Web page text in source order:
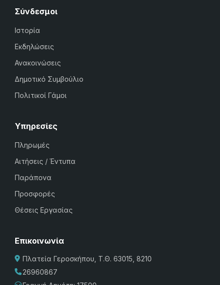
Σύνδεσμοι
Ιστορία
Εκδηλώσεις
Ανακοινώσεις
Δημοτικό Συμβούλιο
Πολιτικοί Γάμοι
Υπηρεσίες
Πληρωμές
Αιτήσεις / Έντυπα
Παράπονα
Προσφορές
Θέσεις Εργασίας
Επικοινωνία
Πλατεία Γεροσκήπου, Τ.Θ. 63015, 8210
26960867